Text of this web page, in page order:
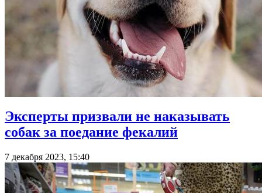
Эксперты призвали не наказывать
собак за поедание фекалий
7 декабря 2023, 15:40